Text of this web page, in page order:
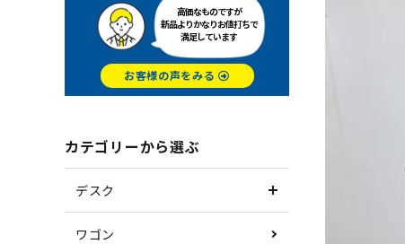
高価なものですが
新品よりかなりお値打ちで
満足しています
お客様の声をみる
カテゴリーから選ぶ
デスク
ワゴン